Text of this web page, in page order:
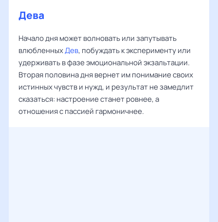
Дева
Начало дня может волновать или запутывать
влюбленныхДев, побуждать к эксперименту или
удерживать в фазе эмоциональной экзальтации.
Вторая половина дня вернет им понимание своих
истинных чувств и нужд, и результат не замедлит
сказаться: настроение станет ровнее, а
отношения с пассией гармоничнее.